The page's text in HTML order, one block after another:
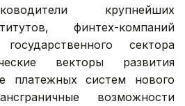
крупнейших
финтех-компаний
сектора
векторы развития
платежных систем нового
возможности